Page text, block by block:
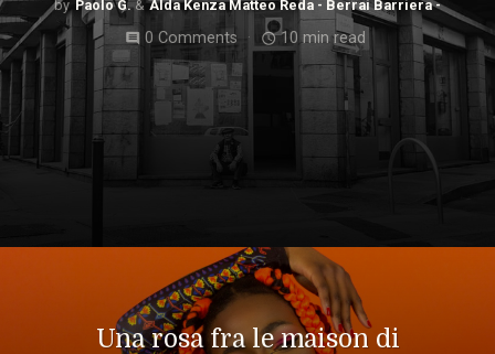
Paolo G. Alda Kenza Matteo Reda - Berrai Barriera -
comment 0 Comments access_time10 min read
Una rosa fra le maison di